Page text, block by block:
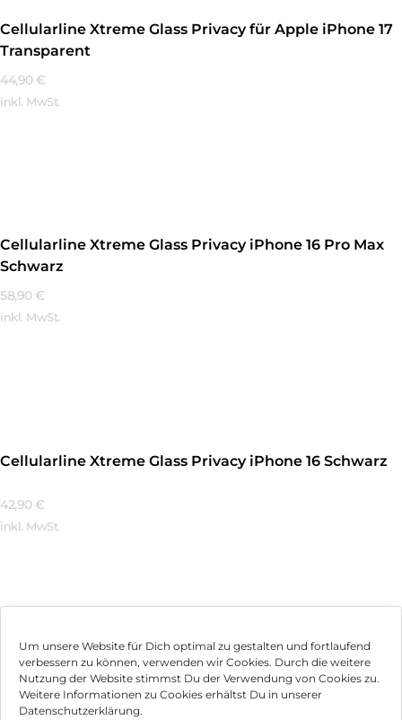
Um unsere Website für Dich optimal zu gestalten und fortlaufend
verbessern zu können, verwenden wir Cookies. Durch die weitere
Nutzung der Website stimmst Du der Verwendung von Cookies zu.
Weitere Informationen zu Cookies erhältst Du in unserer
Datenschutzerklärung.
Cellularline Xtreme Glass Privacy für Apple iPhone 17
Transparent
44,90 €
inkl. MwSt.
Cellularline Xtreme Glass Privacy iPhone 16 Pro Max
Schwarz
58,90 €
inkl. MwSt.
Cellularline Xtreme Glass Privacy iPhone 16 Schwarz
42,90 €
inkl. MwSt.
Impressum